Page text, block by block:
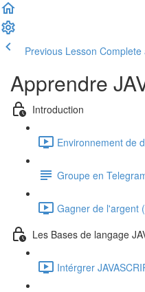
Previous Lesson Complete
Apprendre
Introduction
Environnement de
Groupe en
Gagner de l'argent
Les Bases de langage
Intérgrer